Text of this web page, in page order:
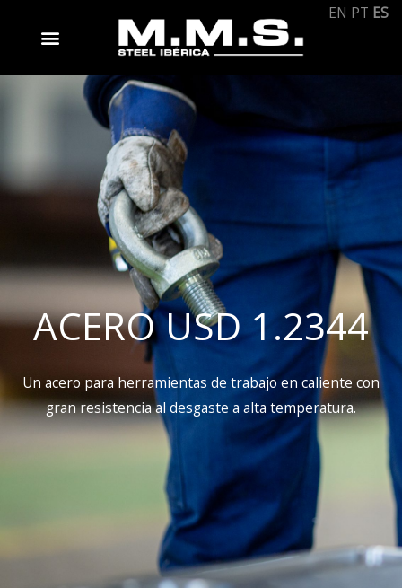
ACERO USD 1.2344
Un acero para herramientas de trabajo en caliente con
gran resistencia al desgaste a alta temperatura.
EN PT ES